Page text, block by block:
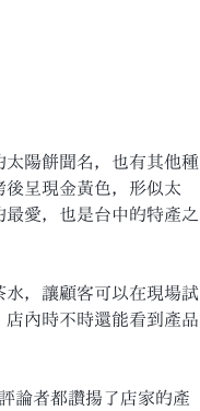
陽餅聞名，也有其他種
呈現金黃色，形似太
愛，也是台中的特產之
，讓顧客可以在現場試
內時不時還能看到產品
論者都讚揚了店家的產